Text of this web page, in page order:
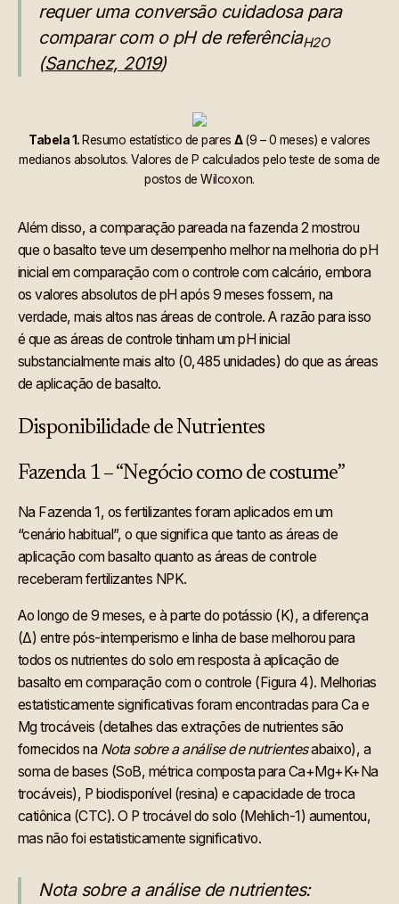
requer uma conversão cuidadosa para
comparar com o pH de referênciaH2O
(Sanchez, 2019)
Tabela 1. Resumo estatístico de paresΔ(9 – 0 meses) e valores
medianos absolutos. Valores de P calculados pelo teste de soma de
postos de Wilcoxon.
Além disso, a comparação pareada na fazenda 2 mostrou
que o basalto teve um desempenho melhor na melhoria do pH
inicial em comparação com o controle com calcário, embora
os valores absolutos de pH após 9 meses fossem, na
verdade, mais altos nas áreas de controle. A razão para isso
é que as áreas de controle tinham um pH inicial
substancialmente mais alto (0,485 unidades) do que as áreas
de aplicação de basalto.
Disponibilidade de Nutrientes
Fazenda 1 – “Negócio como de costume”
Na Fazenda 1, os fertilizantes foram aplicados em um
“cenário habitual”, o que significa que tanto as áreas de
aplicação com basalto quanto as áreas de controle
receberam fertilizantes NPK.
Ao longo de 9 meses, e à parte do potássio (K), a diferença
(Δ) entre pós-intemperismo e linha de base melhorou para
todos os nutrientes do solo em resposta à aplicação de
basalto em comparação com o controle (Figura 4). Melhorias
estatisticamente significativas foram encontradas para Ca e
Mg trocáveis (detalhes das extrações de nutrientes são
fornecidos na Nota sobre a análise de nutrientesabaixo), a
soma de bases (SoB, métrica composta para Ca+Mg+K+Na
trocáveis), P biodisponível (resina) e capacidade de troca
catiônica (CTC). O P trocável do solo (Mehlich-1) aumentou,
mas não foi estatisticamente significativo.
Nota sobre a análise de nutrientes: